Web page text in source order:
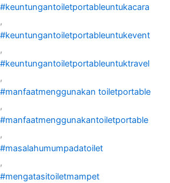
#keuntungantoiletportableuntukacara
,
#keuntungantoiletportableuntukevent
,
#keuntungantoiletportableuntuktravel
,
#manfaatmenggunakan toiletportable
,
#manfaatmenggunakantoiletportable
,
#masalahumumpadatoilet
,
#mengatasitoiletmampet